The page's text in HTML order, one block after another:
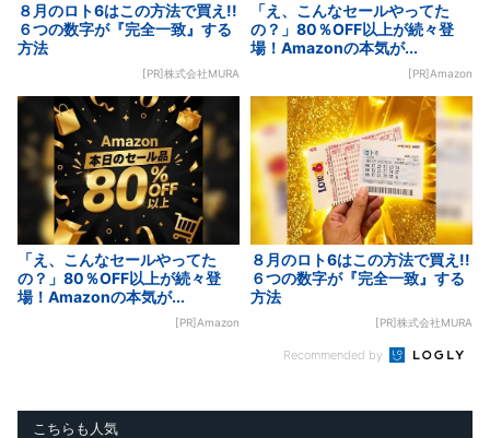
８月のロト6はこの方法で買え!!
６つの数字が『完全一致』する
方法
[PR]株式会社MURA
「え、こんなセールやってた
の？」80％OFF以上が続々登
場！Amazonの本気が...
[PR]Amazon
「え、こんなセールやってた
の？」80％OFF以上が続々登
場！Amazonの本気が...
[PR]Amazon
８月のロト6はこの方法で買え!!
６つの数字が『完全一致』する
方法
[PR]株式会社MURA
Recommended by
こちらも人気